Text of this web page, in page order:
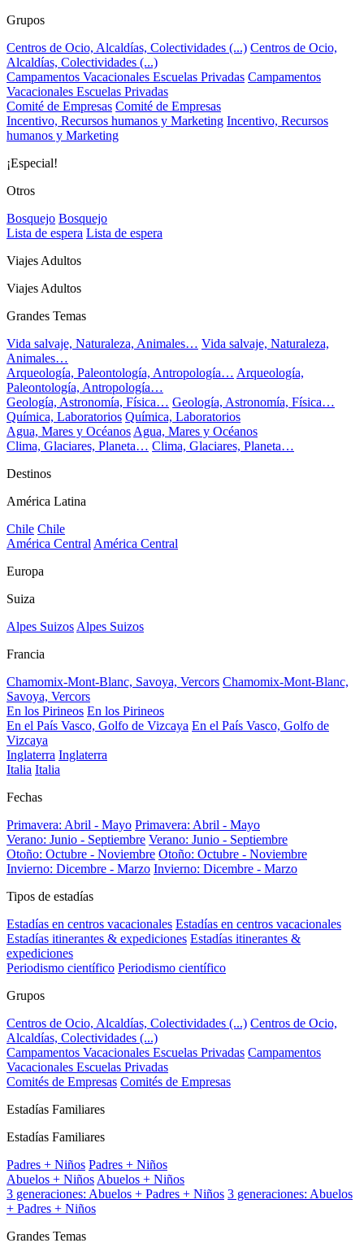
Grupos
Centros de Ocio, Alcaldías, Colectividades (...) Centros de Ocio,
Alcaldías, Colectividades (...)
Campamentos Vacacionales Escuelas Privadas Campamentos
Vacacionales Escuelas Privadas
Comité de Empresas Comité de Empresas
Incentivo, Recursos humanos y Marketing Incentivo, Recursos
humanos y Marketing
¡Especial!
Otros
Bosquejo Bosquejo
Lista de espera Lista de espera
Viajes Adultos
Viajes Adultos
Grandes Temas
Vida salvaje, Naturaleza, Animales… Vida salvaje, Naturaleza,
Animales…
Arqueología, Paleontología, Antropología… Arqueología,
Paleontología, Antropología…
Geología, Astronomía, Física… Geología, Astronomía, Física…
Química, Laboratorios Química, Laboratorios
Agua, Mares y Océanos Agua, Mares y Océanos
Clima, Glaciares, Planeta… Clima, Glaciares, Planeta…
Destinos
América Latina
Chile Chile
América Central América Central
Europa
Suiza
Alpes Suizos Alpes Suizos
Francia
Chamomix-Mont-Blanc, Savoya, Vercors Chamomix-Mont-Blanc,
Savoya, Vercors
En los Pirineos En los Pirineos
En el País Vasco, Golfo de Vizcaya En el País Vasco, Golfo de
Vizcaya
Inglaterra Inglaterra
Italia Italia
Fechas
Primavera: Abril - Mayo Primavera: Abril - Mayo
Verano: Junio - Septiembre Verano: Junio - Septiembre
Otoño: Octubre - Noviembre Otoño: Octubre - Noviembre
Invierno: Dicembre - Marzo Invierno: Dicembre - Marzo
Tipos de estadías
Estadías en centros vacacionales Estadías en centros vacacionales
Estadías itinerantes & expediciones Estadías itinerantes &
expediciones
Periodismo científico Periodismo científico
Grupos
Centros de Ocio, Alcaldías, Colectividades (...) Centros de Ocio,
Alcaldías, Colectividades (...)
Campamentos Vacacionales Escuelas Privadas Campamentos
Vacacionales Escuelas Privadas
Comités de Empresas Comités de Empresas
Estadías Familiares
Estadías Familiares
Padres + Niños Padres + Niños
Abuelos + Niños Abuelos + Niños
3 generaciones: Abuelos + Padres + Niños 3 generaciones: Abuelos
+ Padres + Niños
Grandes Temas